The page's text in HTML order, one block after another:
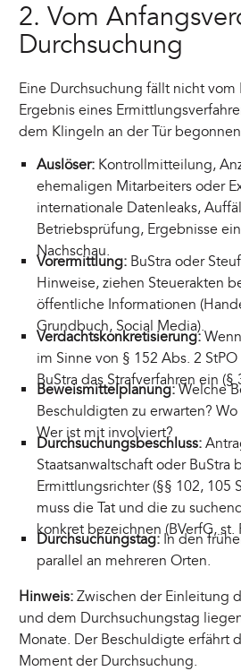
2. Vom
Durchsuchung
Eine Durchsuchung fällt nicht vom
Ergebnis eines
dem Klingeln an der Tür
Auslöser:Kontrollmitteilung,
ehemaligen Mitarbeiters oder
internationale Datenleaks,
Betriebsprüfung, Ergebnisse
Nachschau.
Vorermittlung:BuStra oder
Hinweise, ziehen Steuerakten
öffentliche Informationen
Grundbuch, Social Media).
Verdachtskonkretisierung:
im Sinne von § 152 Abs. 2
BuStra das Strafverfahren ein (§
Beweismittelplanung:Welche
Beschuldigten zu erwarten?
Wer ist mit involviert?
Durchsuchungsbeschluss:
Staatsanwaltschaft oder BuStra
Ermittlungsrichter (§§ 102, 105
muss die Tat und die zu
konkret bezeichnen (BVerfG, st.
Durchsuchungstag:In den
parallel an mehreren Orten.
Hinweis: Zwischen der Einleitung
und dem Durchsuchungstag
Monate. Der Beschuldigte erfährt
Moment der Durchsuchung.